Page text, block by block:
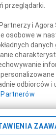
Zawsze służył
którym
Jego wiedzy i
Na
z
przeglądarki.
i Agora
osobowe w
odbiorców i